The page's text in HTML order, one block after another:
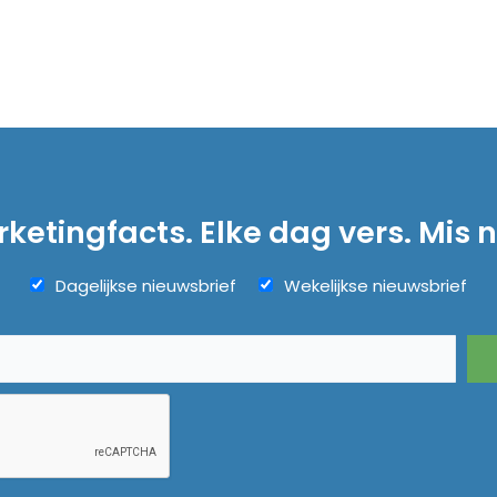
Elke dag vers. Mis
Dagelijkse nieuwsbrief Wekelijkse nieuwsbrief